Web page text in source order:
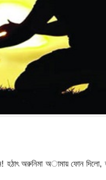
হঠাৎ অরুনিমা অামায় ফোন